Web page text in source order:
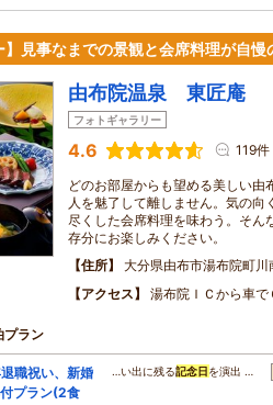
】見事なまでの景観と会席料理が自慢
由布院温泉 東匠庵
フォトギャラリー
4.6 119件
どのお部屋からも望める美しい由
人を魅了して離しません。気の向
尽くした会席料理を味わう。そん
存分にお楽しみください。
住所
大分県由布市湯布院町
アクセス
湯布院ＩＣから車で
プラン
職祝い、新婚
プラン(2食
…い出に残る記念日 を演出 …